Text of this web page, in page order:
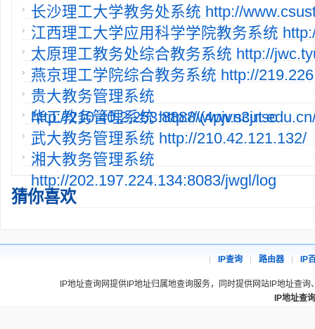
长沙理工大学教务处系统 http://
江西理工大学应用科学学院教务系统
太原理工教务处综合教务系统 http://
燕京理工学院综合教务系统 http://
贵大教务管理系统
http://210.40.2.253:8888/(4pjvn3jnsc
华工教务管理系统 http://
武大教务管理系统 http://210.42.121.132/
湘大教务管理系统
http://202.197.224.134:8083/jwgl/log
猜你喜欢
IP查询 路由器 IP
IP地址查询网提供IP地址归属地查询服务，同时提供网站IP地址查
IP地址查